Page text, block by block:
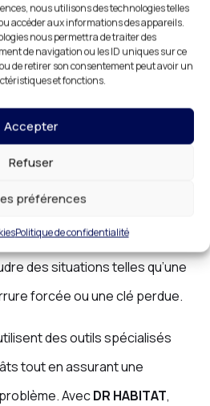
nous utilisons des technologies telles
accéder aux informations des appareils.
nous permettra de traiter des
de navigation ou les ID uniques sur ce
de retirer son consentement peut avoir un
et fonctions.
Accepter
Refuser
préférences
Politique de confidentialité
à Créteil
24/7
peut survenir à tout
24h/24 et 7j/7 pour vous
Nous intervenons
des situations telles qu’une
forcée ou une clé perdue.
des outils spécialisés
tout en assurant une
AvecDR HABITAT,